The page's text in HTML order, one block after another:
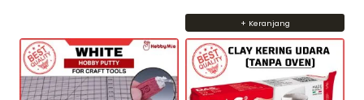
+ Keranjang